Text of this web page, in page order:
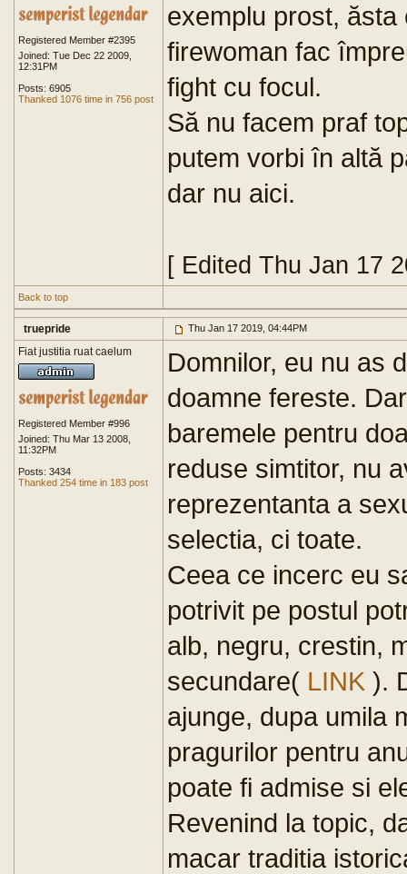
Registered Member #2395
Joined: Tue Dec 22 2009,
12:31PM
Posts: 6905
Thanked 1076 time in 756 post
exemplu prost,
firewoman fac
fight cu focul.
Să nu facem praf
putem vorbi în altă
dar nu aici.
[ Edited Thu Jan 17
Back to top
truepride Thu Jan 17 2019, 04:44PM
Fiat justitia ruat caelum
Registered Member #996
Joined: Thu Mar 13 2008,
11:32PM
Posts: 3434
Thanked 254 time in 183 post
Domnilor, eu nu as
doamne fereste.
baremele pentru
reduse simtitor, nu
reprezentanta a
selectia, ci toate.
Ceea ce incerc eu
potrivit pe postul
alb, negru, crestin,
secundare( LINK ).
ajunge, dupa umila
pragurilor pentru
poate fi admise si
Revenind la topic,
macar traditia